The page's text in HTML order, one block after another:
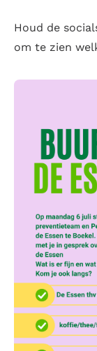
Houd de
om te zien